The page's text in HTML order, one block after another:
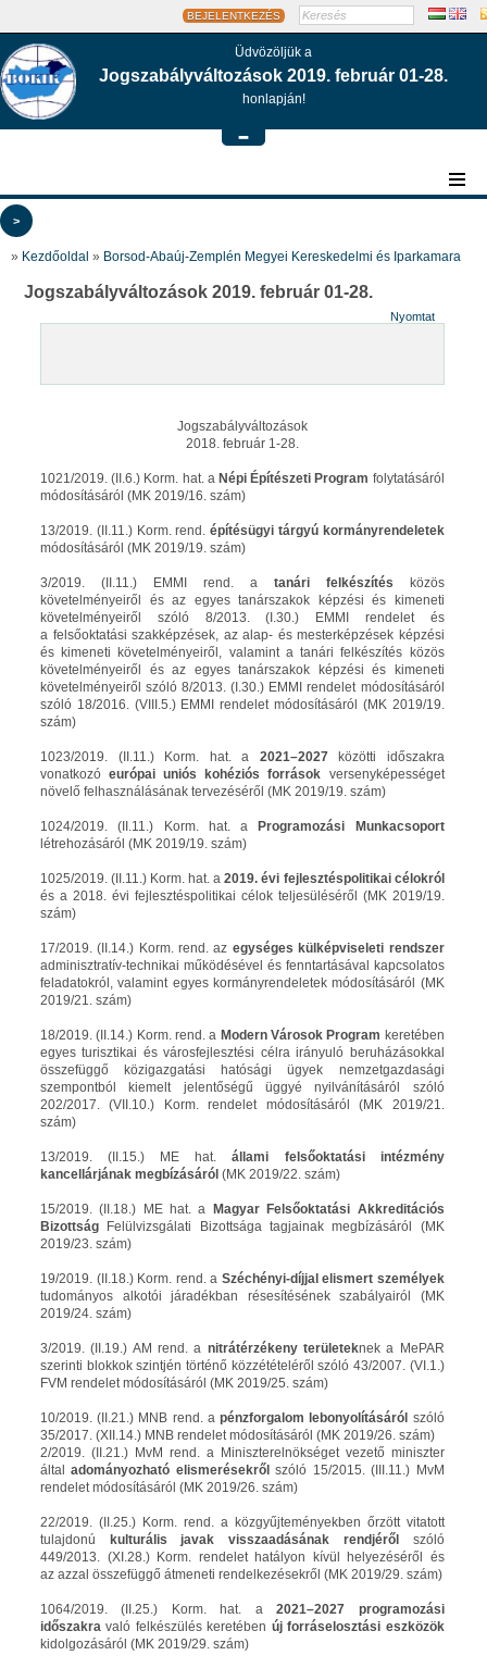
BEJELENTKEZÉS
Üdvözöljük a
Jogszabályváltozások 2019. február 01-28.
honlapján!
-
>
» Kezdőoldal » Borsod-Abaúj-Zemplén Megyei Kereskedelmi és Iparkamara
Jogszabályváltozások 2019. február 01-28.
Nyomtat
Jogszabályváltozások
2018. február 1-28.
1021/2019. (II.6.) Korm. hat. a Népi Építészeti Program folytatásáról
módosításáról (MK 2019/16. szám)
13/2019. (II.11.) Korm. rend.építésügyi tárgyú kormányrendeletek
módosításáról (MK 2019/19. szám)
3/2019. (II.11.) EMMI rend. a tanári felkészítés közös
követelményeiről és az egyes tanárszakok képzési és kimeneti
követelményeiről szóló 8/2013. (I.30.) EMMI rendelet és
a felsőoktatási szakképzések, az alap- és mesterképzések képzési
és kimeneti követelményeiről, valamint a tanári felkészítés közös
követelményeiről és az egyes tanárszakok képzési és kimeneti
követelményeiről szóló 8/2013. (I.30.) EMMI rendelet módosításáról
szóló 18/2016. (VIII.5.) EMMI rendelet módosításáról (MK 2019/19.
szám)
1023/2019. (II.11.) Korm. hat. a 2021–2027közötti időszakra
vonatkozóeurópai uniós kohéziós források versenyképességet
növelő felhasználásának tervezéséről (MK 2019/19. szám)
1024/2019. (II.11.) Korm. hat. a
Programozási Munkacsoport
létrehozásáról (MK 2019/19. szám)
1025/2019. (II.11.) Korm. hat. a2019. évi fejlesztéspolitikai célokról
és a 2018. évi fejlesztéspolitikai célok teljesüléséről (MK 2019/19.
szám)
17/2019. (II.14.) Korm. rend. az egységes külképviseleti rendszer
adminisztratív-technikai működésével és fenntartásával kapcsolatos
feladatokról, valamint egyes kormányrendeletek módosításáról (MK
2019/21. szám)
18/2019. (II.14.) Korm. rend. a Modern Városok Program keretében
egyes turisztikai és városfejlesztési célra irányuló beruházásokkal
összefüggő közigazgatási hatósági ügyek nemzetgazdasági
szempontból kiemelt jelentőségű üggyé nyilvánításáról szóló
202/2017. (VII.10.) Korm. rendelet módosításáról (MK 2019/21.
szám)
13/2019. (II.15.) ME hat.állami felsőoktatási intézmény
kancellárjának megbízásáról (MK 2019/22. szám)
15/2019. (II.18.) ME hat. a
Magyar Felsőoktatási Akkreditációs
Bizottság Felülvizsgálati Bizottsága tagjainak megbízásáról (MK
2019/23. szám)
19/2019. (II.18.) Korm. rend. a Széchényi-díjjal elismert személyek
tudományos alkotói járadékban résesítésének szabályairól (MK
2019/24. szám)
3/2019. (II.19.) AM rend. a nitrátérzékeny területeknek a MePAR
szerinti blokkok szintjén történő közzétételéről szóló 43/2007. (VI.1.)
FVM rendelet módosításáról (MK 2019/25. szám)
10/2019. (II.21.) MNB rend. apénzforgalom lebonyolításáról szóló
35/2017. (XII.14.) MNB rendelet módosításáról (MK 2019/26. szám)
2/2019. (II.21.) MvM rend. a Miniszterelnökséget vezető miniszter
általadományozható elismerésekről szóló 15/2015. (III.11.) MvM
rendelet módosításáról (MK 2019/26. szám)
22/2019. (II.25.) Korm. rend. a közgyűjteményekben őrzött vitatott
tulajdonú
kulturális javak visszaadásának rendjéről
szóló
449/2013. (XI.28.) Korm. rendelet hatályon kívül helyezéséről és
az azzal összefüggő átmeneti rendelkezésekről (MK 2019/29. szám)
1064/2019. (II.25.) Korm. hat. a2021–2027 programozási
időszakra való felkészülés keretében új forráselosztási eszközök
kidolgozásáról (MK 2019/29. szám)